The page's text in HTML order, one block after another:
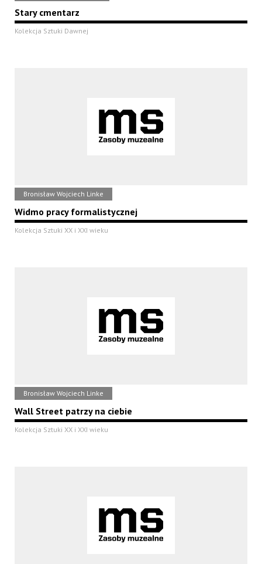
Stary cmentarz
Kolekcja Sztuki Dawnej
Bronisław Wojciech Linke
Widmo pracy formalistycznej
Kolekcja Sztuki XX i XXI wieku
Bronisław Wojciech Linke
Wall Street patrzy na ciebie
Kolekcja Sztuki XX i XXI wieku